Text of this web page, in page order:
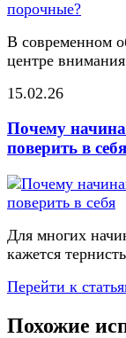
В современном
центре
15.02.26
Почему
поверить в себя
Для многих
кажется
Перейти к
Похожие